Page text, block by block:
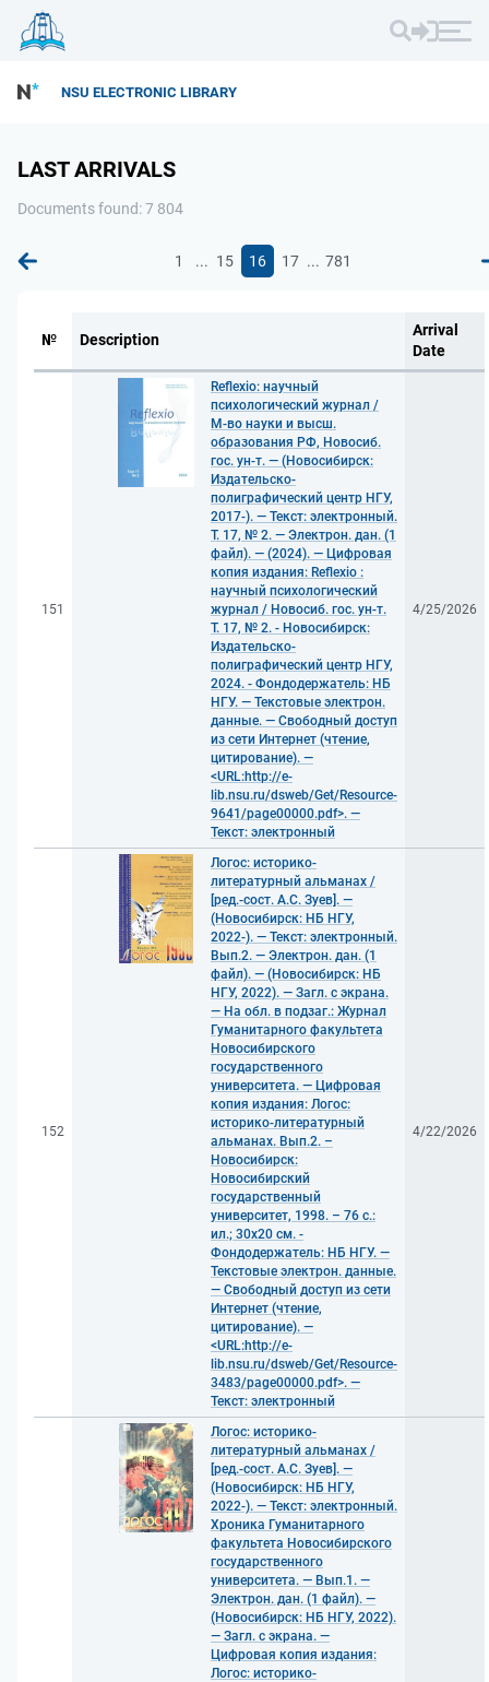
NSU ELECTRONIC LIBRARY
LAST ARRIVALS
Documents found: 7 804
1 ... 15 16 17 ... 781
№ Description
Arrival
Date
151
Reflexio: научный
психологический журнал /
М-во науки и высш.
образования РФ, Новосиб.
гос. ун-т. — (Новосибирск:
Издательско-
полиграфический центр НГУ,
2017-). — Текст: электронный.
Т. 17, № 2. — Электрон. дан. (1
файл). — (2024). — Цифровая
копия издания: Reflexio :
научный психологический
журнал / Новосиб. гос. ун-т.
Т. 17, № 2. - Новосибирск:
Издательско-
полиграфический центр НГУ,
2024. - Фондодержатель: НБ
НГУ. — Текстовые электрон.
данные. — Свободный доступ
из сети Интернет (чтение,
цитирование). —
<URL:http://e-
lib.nsu.ru/dsweb/Get/Resource-
9641/page00000.pdf>. —
Текст: электронный
4/25/2026
152
Логос: историко-
литературный альманах /
[ред.-сост. А.С. Зуев]. —
(Новосибирск: НБ НГУ,
2022-). — Текст: электронный.
Вып.2. — Электрон. дан. (1
файл). — (Новосибирск: НБ
НГУ, 2022). — Загл. с экрана.
— На обл. в подзаг.: Журнал
Гуманитарного факультета
Новосибирского
государственного
университета. — Цифровая
копия издания: Логос:
историко-литературный
альманах. Вып.2. –
Новосибирск:
Новосибирский
государственный
университет, 1998. – 76 с.:
ил.; 30x20 см. -
Фондодержатель: НБ НГУ. —
Текстовые электрон. данные.
— Свободный доступ из сети
Интернет (чтение,
цитирование). —
<URL:http://e-
lib.nsu.ru/dsweb/Get/Resource-
3483/page00000.pdf>. —
Текст: электронный
4/22/2026
Логос: историко-
литературный альманах /
[ред.-сост. А.С. Зуев]. —
(Новосибирск: НБ НГУ,
2022-). — Текст: электронный.
Хроника Гуманитарного
факультета Новосибирского
государственного
университета. — Вып.1. —
Электрон. дан. (1 файл). —
(Новосибирск: НБ НГУ, 2022).
— Загл. с экрана. —
Цифровая копия издания:
Логос: историко-